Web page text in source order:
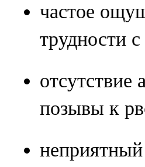
частое
трудности
отсутствие
позывы к